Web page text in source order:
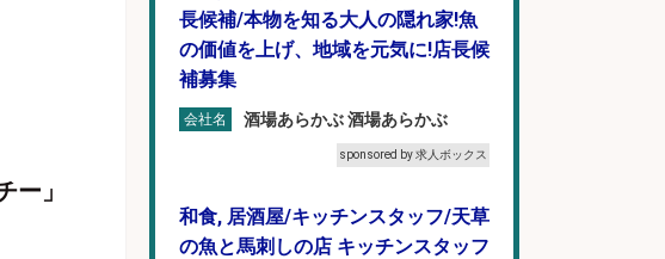
」
長候補/本物を知る大人の隠れ家!魚
の価値を上げ、地域を元気に!店長候
補募集
会社名 酒場あらかぶ 酒場あらかぶ
sponsored by 求人ボックス
和食, 居酒屋/キッチンスタッフ/天草
の魚と馬刺しの店 キッチンスタッフ